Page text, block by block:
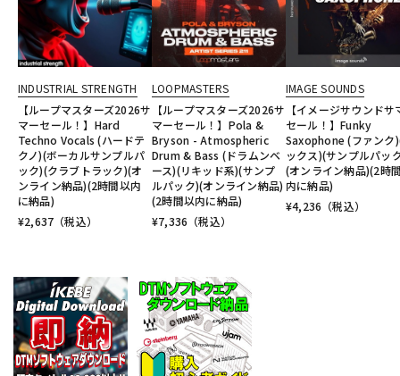
INDUSTRIAL STRENGTH
【ループマスターズ2026サ
マーセール！】Hard
Techno Vocals (ハードテ
クノ)(ボーカルサンプルパ
ック)(クラブトラック)(オ
ンライン納品)(2時間以内
に納品)
¥2,637 （税込）
LOOPMASTERS
【ループマスターズ2026サ
マーセール！】Pola &
Bryson - Atmospheric
Drum & Bass (ドラムンベ
ース)(リキッド系)(サンプ
ルパック)(オンライン納品)
(2時間以内に納品)
¥7,336 （税込）
IMAGE SOUNDS
【イメージサウンドサ
セール！】Funky
Saxophone (ファンク
ックス)(サンプルパッ
(オンライン納品)(2時
内に納品)
¥4,236 （税込）